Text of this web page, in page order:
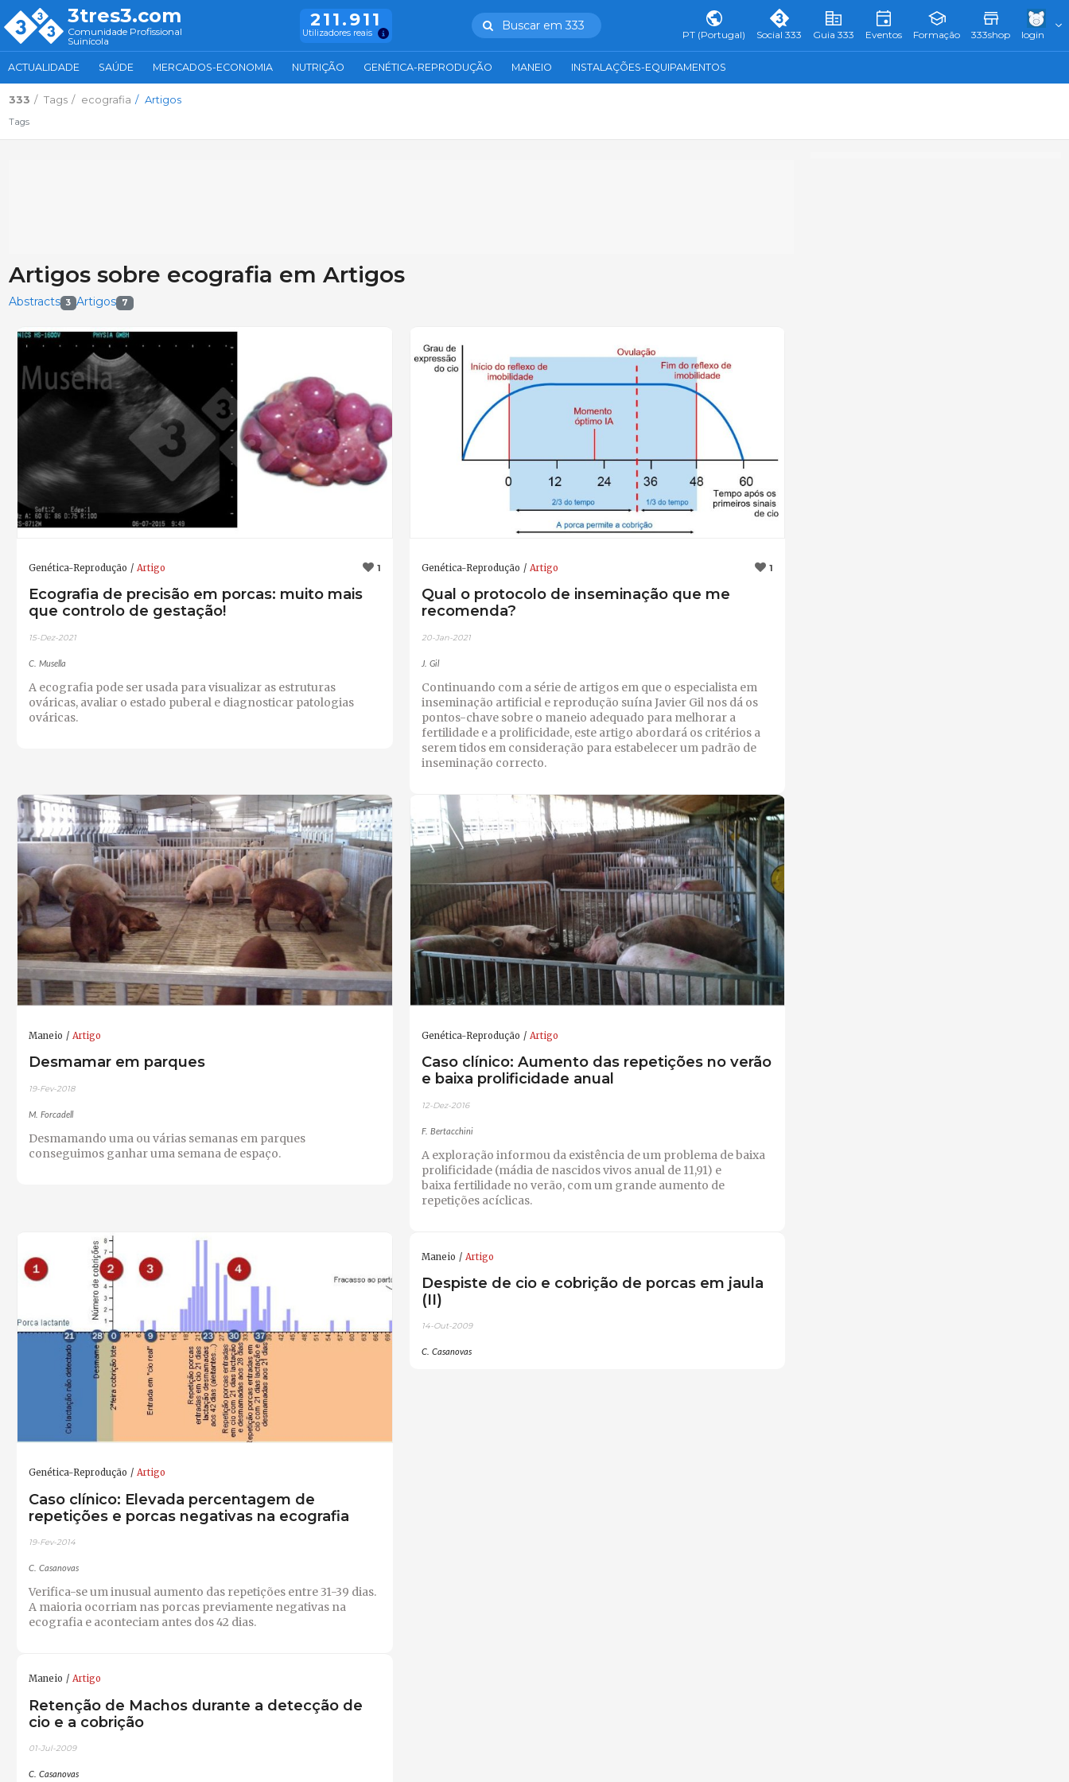
3tres3.com
Comunidade Profissional
Suinícola
211.911
Utilizadores reais
Buscar em 333
PT (Portugal) Social 333 Guia 333 Eventos Formação 333shop login
ACTUALIDADE SAÚDE MERCADOS-ECONOMIA NUTRIÇÃO GENÉTICA-REPRODUÇÃO MANEIO INSTALAÇÕES-EQUIPAMENTOS
333 Tags ecografia Artigos
Tags
Artigos sobre ecografia em Artigos
Abstracts 3 Artigos 7
1
Genética-Reprodução Artigo
Ecografia de precisão em porcas: muito mais
que controlo de gestação!
15-Dez-2021
C. Musella
A ecografia pode ser usada para visualizar as estruturas
ováricas, avaliar o estado puberal e diagnosticar patologias
ováricas.
1
Genética-Reprodução Artigo
Qual o protocolo de inseminação que me
recomenda?
20-Jan-2021
J. Gil
Continuando com a série de artigos em que o especialista em
inseminação artificial e reprodução suína Javier Gil nos dá os
pontos-chave sobre o maneio adequado para melhorar a
fertilidade e a prolificidade, este artigo abordará os critérios a
serem tidos em consideração para estabelecer um padrão de
inseminação correcto.
Maneio Artigo
Desmamar em parques
19-Fev-2018
M. Forcadell
Desmamando uma ou várias semanas em parques
conseguimos ganhar uma semana de espaço.
Genética-Reprodução Artigo
Caso clínico: Aumento das repetições no verão
e baixa prolificidade anual
12-Dez-2016
F. Bertacchini
A exploração informou da existência de um problema de baixa
prolificidade (mádia de nascidos vivos anual de 11,91) e
baixa fertilidade no verão, com um grande aumento de
repetições acíclicas.
Genética-Reprodução Artigo
Caso clínico: Elevada percentagem de
repetições e porcas negativas na ecografia
19-Fev-2014
C. Casanovas
Verifica-se um inusual aumento das repetições entre 31-39 dias.
A maioria ocorriam nas porcas previamente negativas na
ecografia e aconteciam antes dos 42 dias.
Maneio Artigo
Despiste de cio e cobrição de porcas em jaula
(II)
14-Out-2009
C. Casanovas
Maneio Artigo
Retenção de Machos durante a detecção de
cio e a cobrição
01-Jul-2009
C. Casanovas